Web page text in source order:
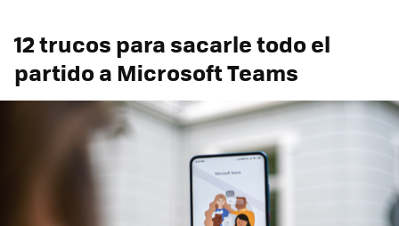
12 trucos para sacarle todo el
partido a Microsoft Teams